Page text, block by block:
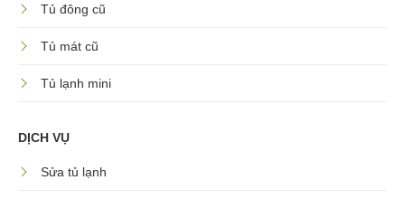
Tủ đông cũ
Tủ mát cũ
Tủ lạnh mini
DỊCH VỤ
Sửa tủ lạnh